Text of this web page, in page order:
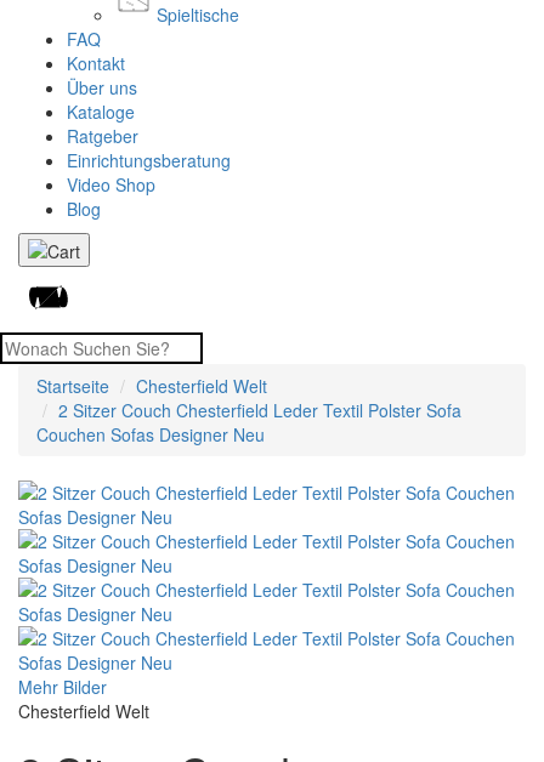
Spieltische
FAQ
Kontakt
Über uns
Kataloge
Ratgeber
Einrichtungsberatung
Video Shop
Blog
Startseite
Chesterfield Welt
2 Sitzer Couch Chesterfield Leder Textil Polster Sofa
Couchen Sofas Designer Neu
Mehr Bilder
Chesterfield Welt